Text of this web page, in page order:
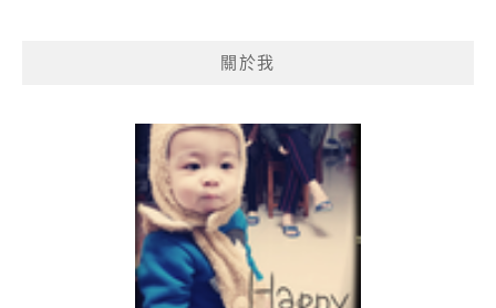
關於我